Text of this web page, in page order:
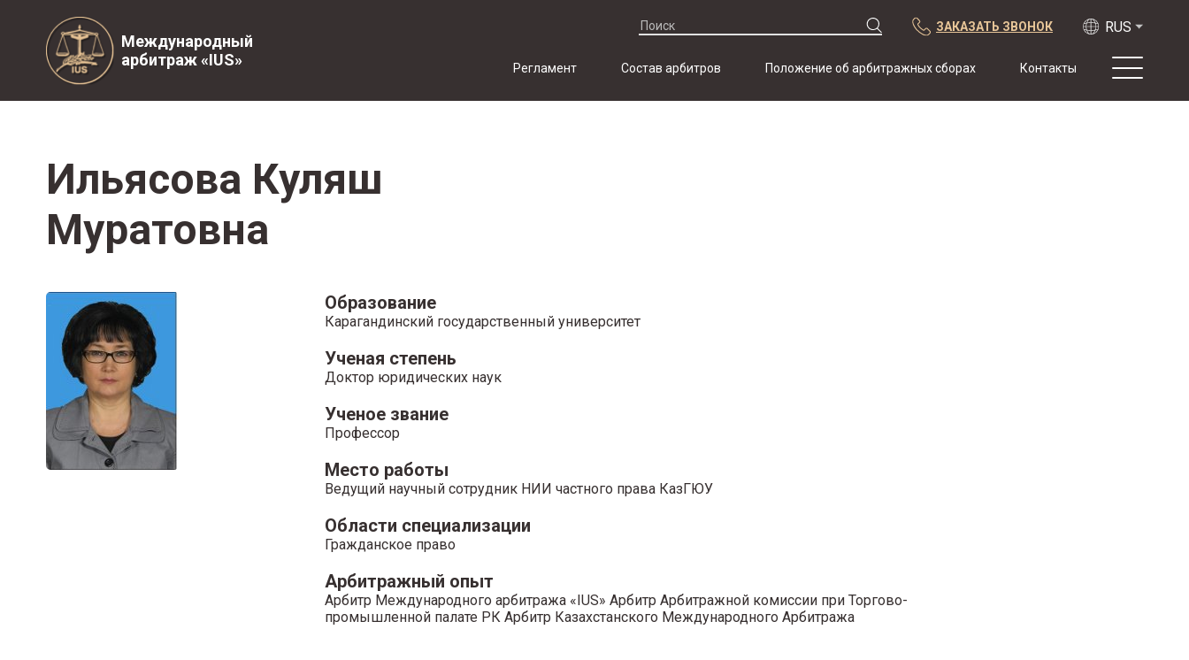
Международный
арбитраж «IUS»
ЗАКАЗАТЬ ЗВОНОК
Регламент Состав арбитров Положение об арбитражных сборах Контакты
Ильясова Куляш
Муратовна
Образование
Карагандинский государственный университет
Ученая степень
Доктор юридических наук
Ученое звание
Профессор
Место работы
Ведущий научный сотрудник НИИ частного права КазГЮУ
Области специализации
Гражданское право
Арбитражный опыт
Арбитр Международного арбитража «IUS» Арбитр Арбитражной комиссии при Торгово-
промышленной палате РК Арбитр Казахстанского Международного Арбитража